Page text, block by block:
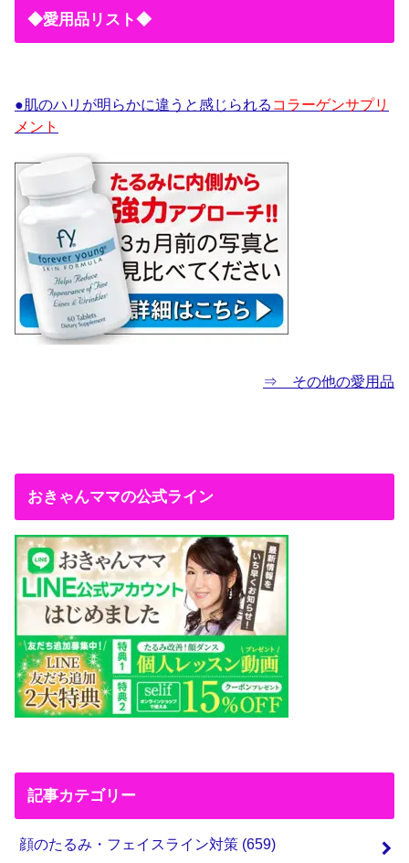
◆愛用品リスト◆
●肌のハリが明らかに違うと感じられる コラーゲンサプリ
メント
⇒ その他の愛用品
おきゃんママの公式ライン
記事カテゴリー
顔のたるみ・フェイスライン対策 (659)